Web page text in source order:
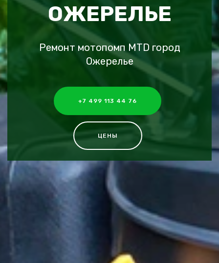
ОЖЕРЕЛЬЕ
Ремонт мотопомп MTD город
Ожерелье
+7 499 113 44 76
ЦЕНЫ